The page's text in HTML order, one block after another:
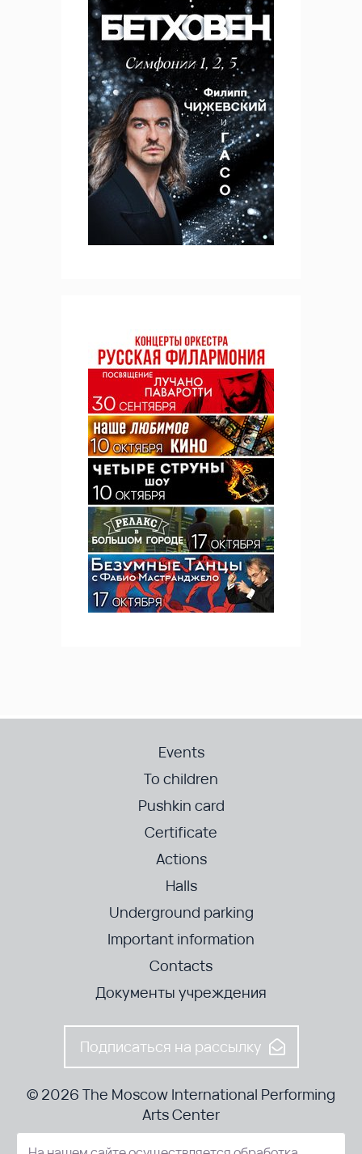
Events
To children
Pushkin card
Certificate
Actions
Halls
Underground parking
Important information
Contacts
Документы учреждения
Подписаться на рассылку
© 2026 The Moscow International Performing
Arts Center